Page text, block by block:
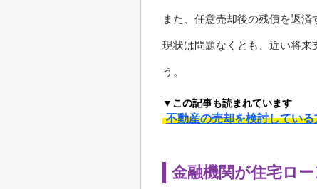
また、任意売却後の残債を返済
現状は問題なくとも、近い将来
う。
▼この記事も読まれています
不動産の売却を検討してい
金融機関が住宅ロ